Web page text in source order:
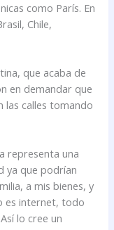
como París. En
Chile,
que acaba de
en demandar que
las calles tomando
representa una
ya que podrían
a mis bienes, y
es internet, todo
lo cree un